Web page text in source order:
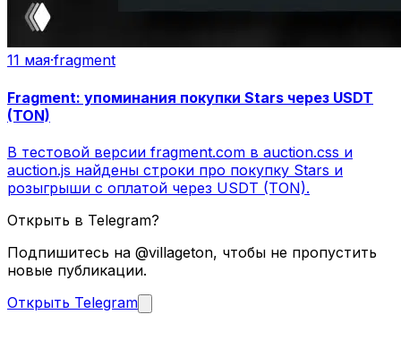
11 мая·fragment
Fragment: упоминания покупки Stars через USDT
(TON)
В тестовой версии fragment.com в auction.css и
auction.js найдены строки про покупку Stars и
розыгрыши с оплатой через USDT (TON).
Открыть в Telegram?
Подпишитесь на @villageton, чтобы не пропустить
новые публикации.
Открыть Telegram